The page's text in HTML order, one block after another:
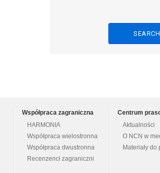
Współpraca zagraniczna
HARMONIA
Współpraca wielostronna
Współpraca dwustronna
Recenzenci zagraniczni
Centrum
Aktualności
O NCN w
Materiały do